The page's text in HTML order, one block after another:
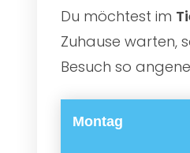
Du möchtest im
Zuhause warten,
Besuch so
Montag